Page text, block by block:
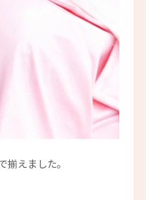
揃えました。